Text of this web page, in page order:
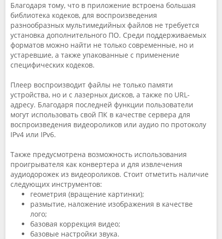
Благодаря тому, что в приложение встроена большая
библиотека кодеков, для воспроизведения
разнообразных мультимедийных файлов не требуется
установка дополнительного ПО. Среди поддерживаемых
форматов можно найти не только современные, но и
устаревшие, а также упакованные с применение
специфических кодеков.
Плеер воспроизводит файлы не только памяти
устройства, но и с лазерных дисков, а также по URL-
адресу. Благодаря последней функции пользователи
могут использовать свой ПК в качестве сервера для
воспроизведения видеороликов или аудио по протоколу
IPv4 или IPv6.
Также предусмотрена возможность использования
проигрывателя как конвертера и для извлечения
аудиодорожек из видеороликов. Стоит отметить наличие
следующих инструментов:
геометрия (вращение картинки);
размытие, наложение изображения в качестве
лого;
базовая коррекция видео;
базовые настройки звука.